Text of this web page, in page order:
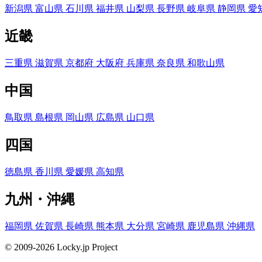
新潟県 富山県 石川県 福井県 山梨県 長野県 岐阜県 静岡県 愛
近畿
三重県 滋賀県 京都府 大阪府 兵庫県 奈良県 和歌山県
中国
鳥取県 島根県 岡山県 広島県 山口県
四国
徳島県 香川県 愛媛県 高知県
九州・沖縄
福岡県 佐賀県 長崎県 熊本県 大分県 宮崎県 鹿児島県 沖縄県
© 2009-2026 Locky.jp Project